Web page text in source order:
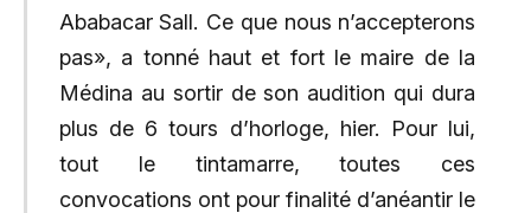
Ababacar Sall. Ce que nous n’accepterons
pas», a tonné haut et fort le maire de la
Médina au sortir de son audition qui dura
plus de 6 tours d’horloge, hier. Pour lui,
tout le tintamarre, toutes ces
convocations ont pour finalité d’anéantir le